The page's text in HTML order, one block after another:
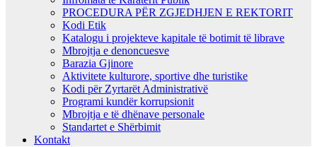
PROCEDURA PËR ZGJEDHJEN E REKTORIT
Kodi Etik
Katalogu i projekteve kapitale të botimit të librave
Mbrojtja e denoncuesve
Barazia Gjinore
Aktivitete kulturore, sportive dhe turistike
Kodi për Zyrtarët Administrativë
Programi kundër korrupsionit
Mbrojtja e të dhënave personale
Standartet e Shërbimit
Kontakt